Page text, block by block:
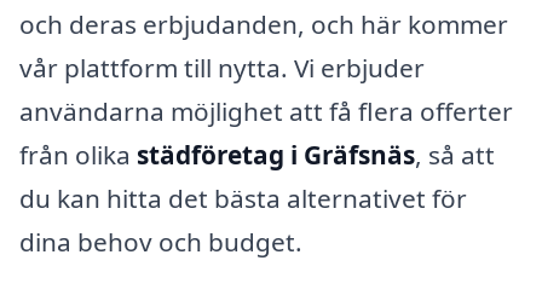
och deras erbjudanden, och här kommer
vår plattform till nytta. Vi erbjuder
användarna möjlighet att få flera offerter
från olika städföretag i Gräfsnäs, så att
du kan hitta det bästa alternativet för
dina behov och budget.